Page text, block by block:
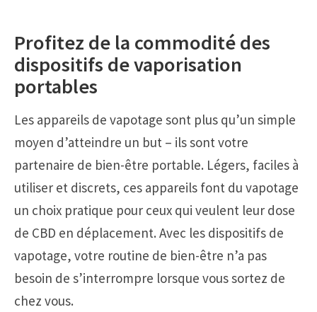
Profitez de la commodité des
dispositifs de vaporisation
portables
Les appareils de vapotage sont plus qu’un simple
moyen d’atteindre un but – ils sont votre
partenaire de bien-être portable. Légers, faciles à
utiliser et discrets, ces appareils font du vapotage
un choix pratique pour ceux qui veulent leur dose
de CBD en déplacement. Avec les dispositifs de
vapotage, votre routine de bien-être n’a pas
besoin de s’interrompre lorsque vous sortez de
chez vous.